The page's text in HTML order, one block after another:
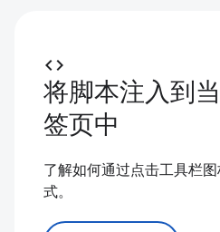
code
将脚本注入到
签页中
了解如何通过点击工具栏
式。